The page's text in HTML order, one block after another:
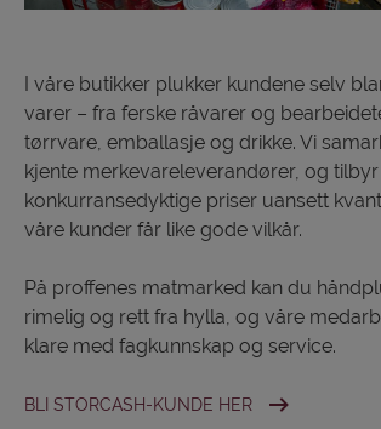
I våre butikker plukker kundene selv
varer – fra ferske råvarer og
tørrvare, emballasje og drikke. Vi
kjente merkevareleverandører, og tilbyr
konkurransedyktige priser uansett
våre kunder får like gode vilkår.
På proffenes matmarked kan du
rimelig og rett fra hylla, og våre
klare med fagkunnskap og service.
BLI STORCASH-KUNDE HER